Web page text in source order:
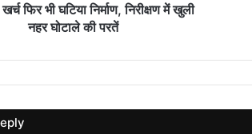
फिर भी घटिया निर्माण, निरीक्षण में खुली
नहर घोटाले की परतें